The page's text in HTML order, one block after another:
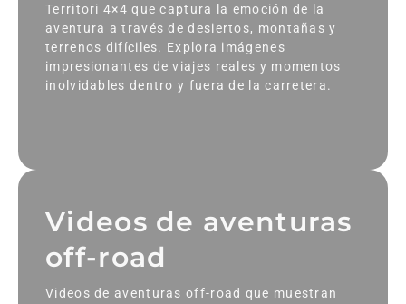
Territori 4×4 que captura la emoción de la
aventura a través de desiertos, montañas y
terrenos difíciles. Explora imágenes
impresionantes de viajes reales y momentos
inolvidables dentro y fuera de la carretera.
Videos de aventuras
off-road
Videos de aventuras off-road que muestran